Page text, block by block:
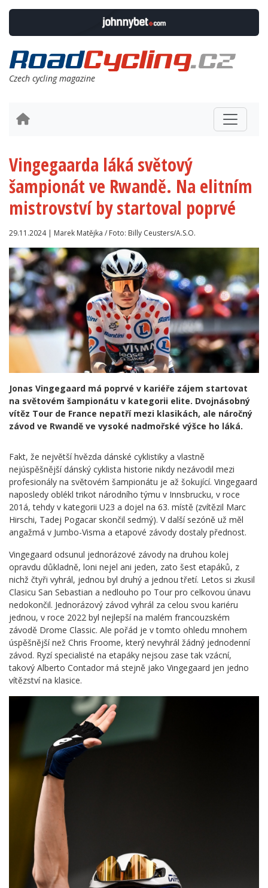
Czech cycling magazine
Vingegaarda láká světový
šampionát ve Rwandě. Na elitním
mistrovství by startoval poprvé
29.11.2024 | Marek Matějka / Foto: Billy Ceusters/A.S.O.
Jonas Vingegaard má poprvé v kariéře zájem startovat
na světovém šampionátu v kategorii elite. Dvojnásobný
vítěz Tour de France nepatří mezi klasikách, ale náročný
závod ve Rwandě ve vysoké nadmořské výšce ho láká.
Fakt, že největší hvězda dánské cyklistiky a vlastně
nejúspěšnější dánský cyklista historie nikdy nezávodil mezi
profesionály na světovém šampionátu je až šokující. Vingegaard
naposledy oblékl trikot národního týmu v Innsbrucku, v roce
201á, tehdy v kategorii U23 a dojel na 63. místě (zvítězil Marc
Hirschi, Tadej Pogacar skončil sedmý). V další sezóně už měl
angažmá v Jumbo-Visma a etapové závody dostaly přednost.
Vingegaard odsunul jednorázové závody na druhou kolej
opravdu důkladně, loni nejel ani jeden, zato šest etapáků, z
nichž čtyři vyhrál, jednou byl druhý a jednou třetí. Letos si zkusil
Clasicu San Sebastian a nedlouho po Tour pro celkovou únavu
nedokončil. Jednorázový závod vyhrál za celou svou kariéru
jednou, v roce 2022 byl nejlepší na malém francouzském
závodě Drome Classic. Ale pořád je v tomto ohledu mnohem
úspěšnější než Chris Froome, který nevyhrál žádný jednodenní
závod. Ryzí specialisté na etapáky nejsou zase tak vzácní,
takový Alberto Contador má stejně jako Vingegaard jen jedno
vítězství na klasice.